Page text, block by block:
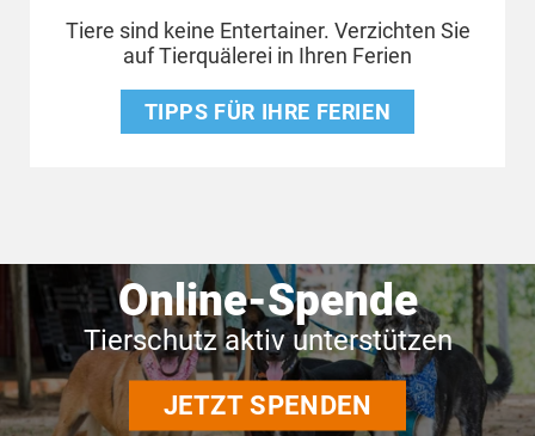
Tiere sind keine Entertainer. Verzichten Sie
auf Tierquälerei in Ihren Ferien
TIPPS FÜR IHRE FERIEN
Online-Spende
Tierschutz aktiv unterstützen
JETZT SPENDEN